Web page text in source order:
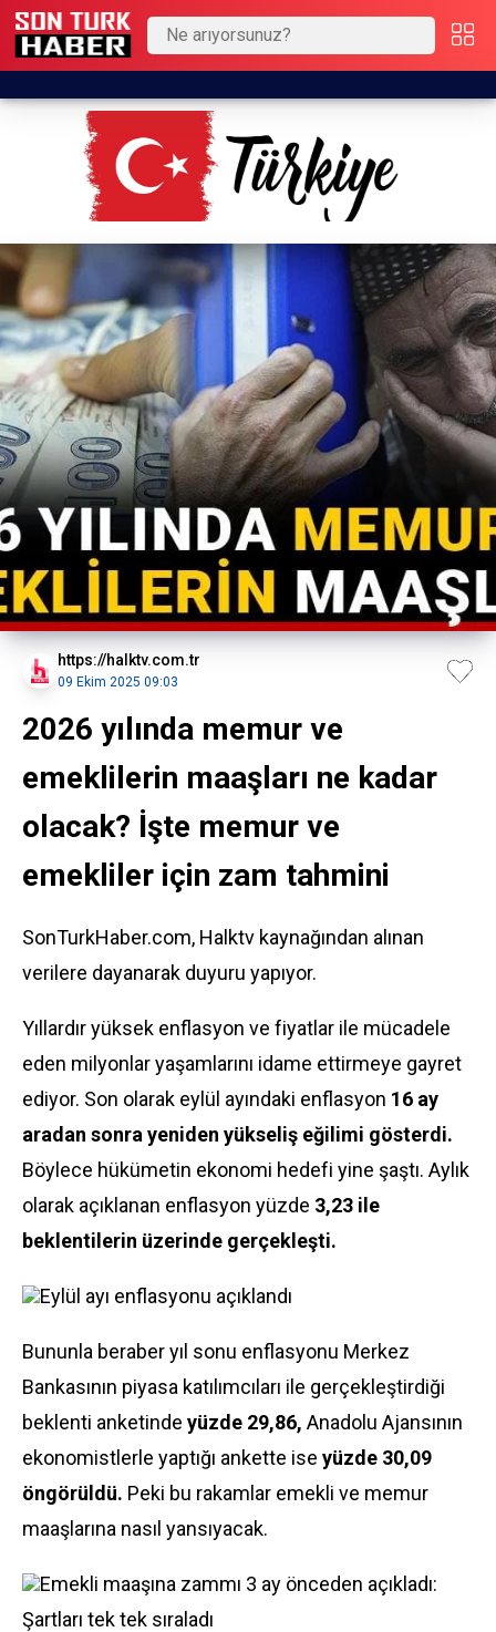
https://halktv.com.tr
09 Ekim 2025 09:03
2026 yılında memur ve
emeklilerin maaşları ne kadar
olacak? İşte memur ve
emekliler için zam tahmini
SonTurkHaber.com, Halktv kaynağından alınan
verilere dayanarak duyuru yapıyor.
Yıllardır yüksek enflasyon ve fiyatlar ile mücadele
eden milyonlar yaşamlarını idame ettirmeye gayret
ediyor. Son olarak eylül ayındaki enflasyon 16 ay
aradan sonra yeniden yükseliş eğilimi gösterdi.
Böylece hükümetin ekonomi hedefi yine şaştı. Aylık
olarak açıklanan enflasyon yüzde 3,23 ile
beklentilerin üzerinde gerçekleşti.
Eylül ayı enflasyonu açıklandı
Bununla beraber yıl sonu enflasyonu Merkez
Bankasının piyasa katılımcıları ile gerçekleştirdiği
beklenti anketinde yüzde 29,86, Anadolu Ajansının
ekonomistlerle yaptığı ankette ise yüzde 30,09
öngörüldü. Peki bu rakamlar emekli ve memur
maaşlarına nasıl yansıyacak.
Emekli maaşına zammı 3 ay önceden açıkladı:
Şartları tek tek sıraladı